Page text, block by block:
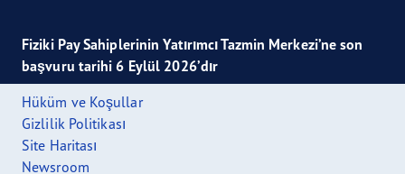
Fiziki Pay Sahiplerinin Yatırımcı Tazmin Merkezi’ne son
başvuru tarihi 6 Eylül 2026’dır
Hüküm ve Koşullar
Gizlilik Politikası
Site Haritası
Newsroom